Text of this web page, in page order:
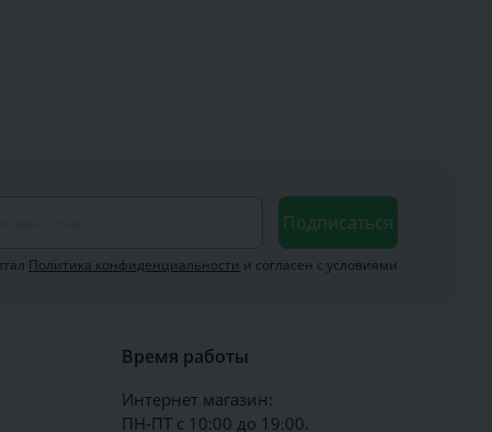
Подписаться
Политика конфиденциальности и согласен с условиями
Время работы
Интернет магазин:
ПН-ПТ с 10:00 до 19:00.